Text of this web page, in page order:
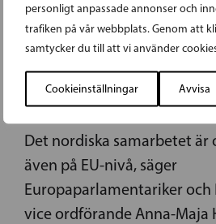
personligt anpassade annonser och
trafiken på vår webbplats. Genom att
samtycker du till att vi använder
Cookieinställningar Avvisa
19.11.2024
HENRIKSSON SATSAR
SAMARBETE I
Det nordiska samarbetet
även på EU-nivå, säger
Europaparlamentariker och
vice ordförande Anna-Maja